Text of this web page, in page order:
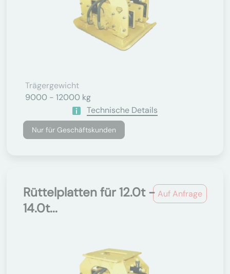
Trägergewicht
9000 - 12000 kg
Technische Details
Nur für Geschäftskunden
Auf Anfrage
Rüttelplatten für 12.0t -
14.0t...